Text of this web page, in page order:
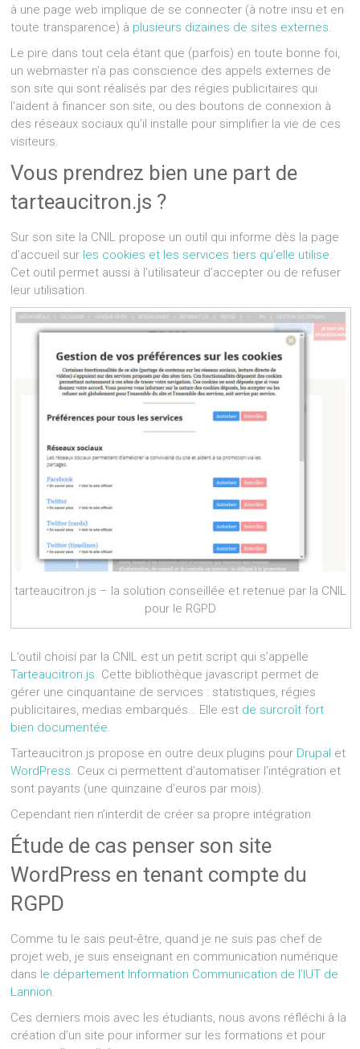
à une page web implique de se connecter (à notre insu et en
toute transparence) à plusieurs dizaines de sites externes.
Le pire dans tout cela étant que (parfois) en toute bonne foi,
un webmaster n’a pas conscience des appels externes de
son site qui sont réalisés par des régies publicitaires qui
l’aident à financer son site, ou des boutons de connexion à
des réseaux sociaux qu’il installe pour simplifier la vie de ces
visiteurs.
Vous prendrez bien une part de
tarteaucitron.js ?
Sur son site la CNIL propose un outil qui informe dès la page
d’accueil sur les cookies et les services tiers qu’elle utilise.
Cet outil permet aussi à l’utilisateur d’accepter ou de refuser
leur utilisation.
tarteaucitron.js – la solution conseillée et retenue par la CNIL
pour le RGPD
L’outil choisi par la CNIL est un petit script qui s’appelle
Tarteaucitron.js . Cette bibliothèque javascript permet de
gérer une cinquantaine de services : statistiques, régies
publicitaires, medias embarqués… Elle est de surcroît fort
bien documentée
Tarteaucitron.js propose en outre deux plugins pour Drupal et
WordPress . Ceux ci permettent d’automatiser l’intégration et
sont payants (une quinzaine d’euros par mois).
Cependant rien n’interdit de créer sa propre intégration
Étude de cas penser son site
WordPress en tenant compte du
RGPD
Comme tu le sais peut-être, quand je ne suis pas chef de
projet web, je suis enseignant en communication numérique
dans le département Information Communication de l’IUT de
Lannion
Ces derniers mois avec les étudiants, nous avons réfléchi à la
création d’un site pour informer sur les formations et pour